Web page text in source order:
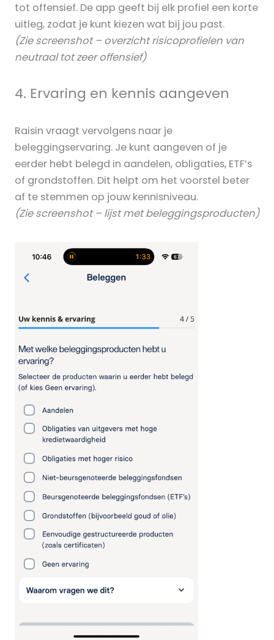
tot offensief. De app geeft bij elk profiel een korte
uitleg, zodat je kunt kiezen wat bij jou past.
(Zie screenshot – overzicht risicoprofielen van
neutraal tot zeer offensief)
4. Ervaring en kennis aangeven
Raisin vraagt vervolgens naar je
beleggingservaring. Je kunt aangeven of je
eerder hebt belegd in aandelen, obligaties, ETF’s
of grondstoffen. Dit helpt om het voorstel beter
af te stemmen op jouw kennisniveau.
(Zie screenshot – lijst met beleggingsproducten)